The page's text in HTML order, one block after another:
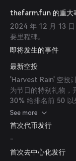
thefarm.fun 的重大
2024 年 12 月 13 日
要里程碑。
即将发生的事件
最新空投
'Harvest Rain' 空投
为节日的特别礼物，
30% 给排名前 50 以
FARM 持有者。
See more
首次代币发行
-
首次去中心化发行